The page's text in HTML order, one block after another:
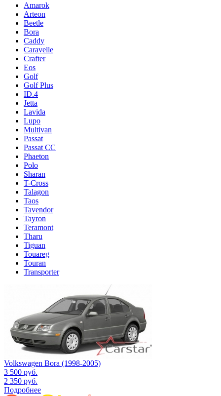
Amarok
Arteon
Beetle
Bora
Caddy
Caravelle
Crafter
Eos
Golf
Golf Plus
ID.4
Jetta
Lavida
Lupo
Multivan
Passat
Passat CC
Phaeton
Polo
Sharan
T-Cross
Talagon
Taos
Tavendor
Tayron
Teramont
Tharu
Tiguan
Touareg
Touran
Transporter
Volkswagen Bora (1998-2005)
3 500 руб.
2 350 руб.
Подробнее